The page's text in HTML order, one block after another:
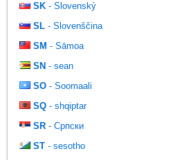
SK - Slovenský
SL - Slovenščina
SM - Sāmoa
SN - sean
SO - Soomaali
SQ - shqiptar
SR - Српски
ST - sesotho